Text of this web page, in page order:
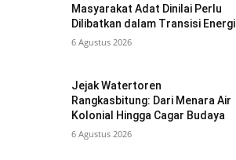
Masyarakat Adat Dinilai Perlu
Dilibatkan dalam Transisi Energi
6 Agustus 2026
Jejak Watertoren
Rangkasbitung: Dari Menara Air
Kolonial Hingga Cagar Budaya
6 Agustus 2026